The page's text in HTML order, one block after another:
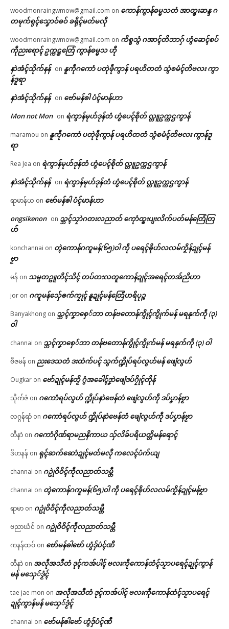
woodmonraingwmow@gmail.com on ကောန်ကွာန်ဓမ္မသတံ အာထ္ၜးဆန္ဒ ဂ
တမုက်ရုၚ်သၞောဝ်ဓဝ် ခရိုၚ်မတ်မလီု
woodmonraingwmow@gmail.com on ကိစ္စသွံ ဂအာၚ်တိဘာဂှ် ဟွံဆေၚ်စပ်
ကဵုညးရောၚ် ဥက္ကဋ္ဌတြေံ ကွာန်ဓမ္မသ ဟီု
နာဲအံၚ်သိုက်နန် on နူကဵုဂကောံ ပတုဲဖဵုကွာန် ပရဟိတတံ သွံစမံၚ်တိဗလး ကွာ
န်ဒူရာ
နာဲအံၚ်သိုက်နန် on ဗော်မန်ၜါ ပံၚ်မာန်ဟာ
Mon not Mon on ရဲကွာန်မုဟ်ဒုန်တံ ဟွံပေၚ်စိုတ် လ္တူဥက္ကဌကွာန်
maramou on နူကဵုဂကောံ ပတုဲဖဵုကွာန် ပရဟိတတံ သွံစမံၚ်တိဗလး ကွာန်ဒူ
ရာ
Rea Jea on ရဲကွာန်မုဟ်ဒုန်တံ ဟွံပေၚ်စိုတ် လ္တူဥက္ကဌကွာန်
နာဲအံၚ်သိုက်နန် on ရဲကွာန်မုဟ်ဒုန်တံ ဟွံပေၚ်စိုတ် လ္တူဥက္ကဌကွာန်
ရာမာန်ယ on ဗော်မန်ၜါ ပံၚ်မာန်ဟာ
ongsikenon on သ္ဘၚ်သၠာဲဂတးလညာတ် ကေုာံထ္ၜးပျးလိက်ပတ်မန်တြေံတြ
ဟ်
konchannai on တ္ၚဲကောန်ဂကူမန်(၆၅)ဝါ ကဵု ပရေၚ်ၜိုဟ်လလမ်ကၟိန်ဍုၚ်မန်
ဗၟာ
မန် on သမ္မတဥူတိၚ်သိၚ် တပ်တးလတူကောန်ဍုၚ်အရေၚ်တအ်ညိဟာ
jor on ဂကူမန်​သှ်ေၜက်ကၠုၚ် နူဍုၚ်မန်တြေံဟရိပုဉ္ဇ
Banyakhong on သ္ဘၚ်ကၞာစှေ်ဘာ တန်ဗတောန်ကွိုၚ်ကွိုက်မန် မရနုက်ကဵု (၃)
ဝါ
channai on သ္ဘၚ်ကၞာစှေ်ဘာ တန်ဗတောန်ကွိုၚ်ကွိုက်မန် မရနုက်ကဵု (၃) ဝါ
ဗီဇမန် on ညးဒေသတံ ဒးထံက်ပၚ် သွက်က္ဍိုပ်ရပ်လွဟ်မန် ဖျေံလွဟ်
Ougkar on ဗော်ဍုၚ်မန်တၟိ ဂွံအခေါၚ်ဒၞာဲဖျေံဒပ်ဂၠိုၚ်တိုန်
သိုက်ဇံ on ဂကောံရပ်လွဟ် က္ဍိုပ်နာဲဗေန်တံ ဖျေံလွဟ်ကဵု ဒပ်ပၞာန်ဗၟာ
လဂ္ဂန်ရာံ on ဂကောံရပ်လွဟ် က္ဍိုပ်နာဲဗေန်တံ ဖျေံလွဟ်ကဵု ဒပ်ပၞာန်ဗၟာ
တီနာဲ on ဂကောံဂိုဏ်ရာမညနိကာယ သှ်လိခ်ပရိယတ္တိမန်ရောၚ်
ဒိဟနန် on ရုၚ်ဆက်ဆောံဍုၚ်မတ်မလီု ကလေၚ်ပံက်ယျ
channai on ဂဥုဲဝိဝိၚ်ကဵုလညာတ်သမ္တီ
channai on တ္ၚဲကောန်ဂကူမန်(၆၅)ဝါ ကဵု ပရေၚ်ၜိုဟ်လလမ်ကၟိန်ဍုၚ်မန်ဗၟာ
ရာမာ on ဂဥုဲဝိဝိၚ်ကဵုလညာတ်သမ္တီ
ဗညာဃံင် on ဂဥုဲဝိဝိၚ်ကဵုလညာတ်သမ္တီ
ကနန်ထဝ် on ဗော်မန်ၜါဗော် ဟွံဒှ်ပံၚ်ဏီ
တီနာဲ on အလဵုအသဳတံ ဒုၚ်ကအ်ပါၚ် ဗလးကဵုကောန်ထံၚ်သၟာပရေၚ်ဍုၚ်ကွာန်
မန် မသှေ်ဒၟံၚ်
tae jae mon on အလဵုအသဳတံ ဒုၚ်ကအ်ပါၚ် ဗလးကဵုကောန်ထံၚ်သၟာပရေၚ်
ဍုၚ်ကွာန်မန် မသှေ်ဒၟံၚ်
channai on ဗော်မန်ၜါဗော် ဟွံဒှ်ပံၚ်ဏီ